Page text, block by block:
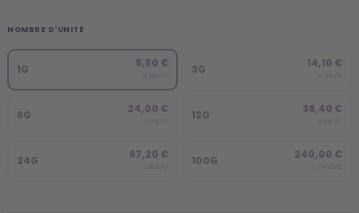
NOMBRE D'UNITÉ
1G 5,50 € 3G 14,10 €
6G 24,00 € 12G 38,40 €
24G 67,20 € 100G 240,00 €